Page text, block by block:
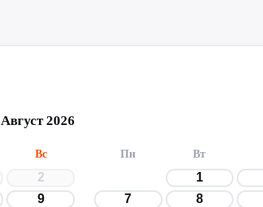
Август 2026
Вс
2
9
Пн Вт
1
7
8